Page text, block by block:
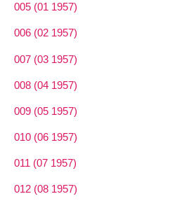
005 (01 1957)
006 (02 1957)
007 (03 1957)
008 (04 1957)
009 (05 1957)
010 (06 1957)
011 (07 1957)
012 (08 1957)